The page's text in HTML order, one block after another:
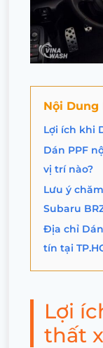
Nội Dung
Lợi ích khi
Dán PPF
vị trí nào?
Lưu ý
Subaru
Địa chỉ
tín tại
Lợi
thất